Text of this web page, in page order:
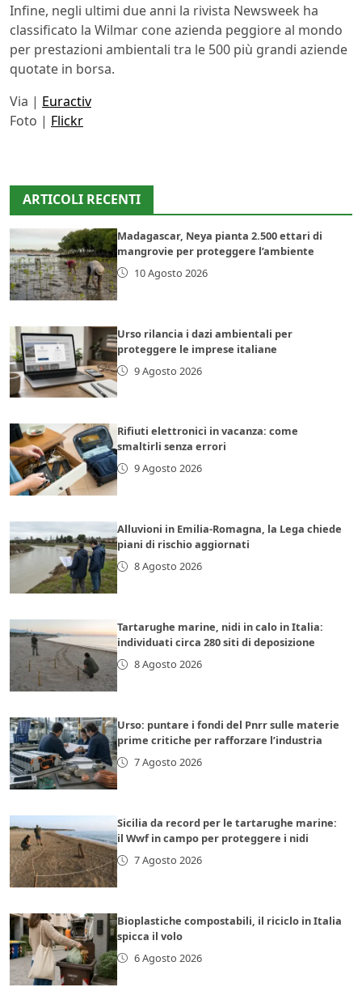
Infine, negli ultimi due anni la rivista Newsweek ha
classificato la Wilmar cone azienda peggiore al mondo
per prestazioni ambientali tra le 500 più grandi aziende
quotate in borsa.
Via | Euractiv
Foto | Flickr
ARTICOLI RECENTI
Madagascar, Neya pianta 2.500 ettari di
mangrovie per proteggere l’ambiente
10 Agosto 2026
Urso rilancia i dazi ambientali per
proteggere le imprese italiane
9 Agosto 2026
Rifiuti elettronici in vacanza: come
smaltirli senza errori
9 Agosto 2026
Alluvioni in Emilia-Romagna, la Lega chiede
piani di rischio aggiornati
8 Agosto 2026
Tartarughe marine, nidi in calo in Italia:
individuati circa 280 siti di deposizione
8 Agosto 2026
Urso: puntare i fondi del Pnrr sulle materie
prime critiche per rafforzare l’industria
7 Agosto 2026
Sicilia da record per le tartarughe marine:
il Wwf in campo per proteggere i nidi
7 Agosto 2026
Bioplastiche compostabili, il riciclo in Italia
spicca il volo
6 Agosto 2026